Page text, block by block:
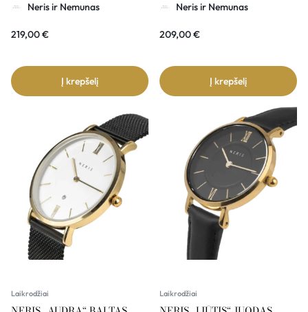
Neris ir Nemunas
219,00€
Į krepšelį
Neris ir Nemunas
209,00€
Į krepšelį
Laikrodžiai Laikrodžiai